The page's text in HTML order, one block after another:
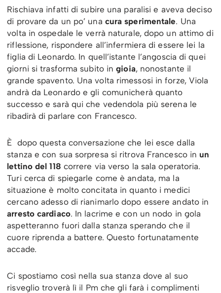
Rischiava infatti di subire una paralisi e aveva deciso
di provare da un po’ una cura sperimentale. Una
volta in ospedale le verrà naturale, dopo un attimo di
riflessione, rispondere all’infermiera di essere lei la
figlia di Leonardo. In quell’istante l’angoscia di quei
giorni si trasforma subito ingioia, nonostante il
grande spavento. Una volta rimessosi in forze, Viola
andrà da Leonardo e gli comunicherà quanto
successo e sarà qui che vedendola più serena le
ribadirà di parlare con Francesco.
È dopo questa conversazione che lei esce dalla
stanza e con sua sorpresa si ritrova Francesco in un
lettino del 118 correre via verso la sala operatoria.
Turi cerca di spiegarle come è andata, ma la
situazione è molto concitata in quanto i medici
cercano adesso di rianimarlo dopo essere andato in
arresto cardiaco. In lacrime e con un nodo in gola
aspetteranno fuori dalla stanza sperando che il
cuore riprenda a battere. Questo fortunatamente
accade.
Ci spostiamo così nella sua stanza dove al suo
risveglio troverà lì il Pm che gli farà i complimenti